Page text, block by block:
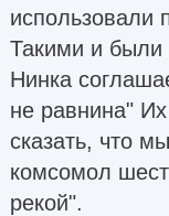
использовали
Такими и были
Нинка
не равнина"
сказать, что
комсомол
рекой".